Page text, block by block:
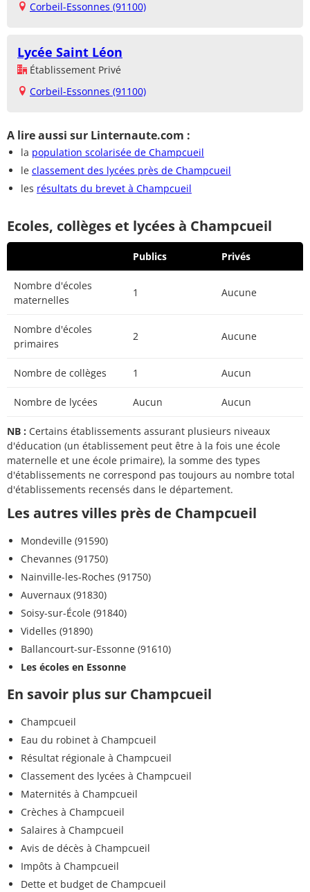
Corbeil-Essonnes (91100)
Lycée Saint Léon
Établissement Privé
Corbeil-Essonnes (91100)
A lire aussi sur Linternaute.com :
la population scolarisée de Champcueil
le classement des lycées près de Champcueil
les résultats du brevet à Champcueil
Ecoles, collèges et lycées à Champcueil
Publics Privés
Nombre d'écoles
maternelles
1 Aucune
Nombre d'écoles
primaires
2 Aucune
Nombre de collèges 1 Aucun
Nombre de lycées Aucun Aucun
NB : Certains établissements assurant plusieurs niveaux
d'éducation (un établissement peut être à la fois une école
maternelle et une école primaire), la somme des types
d'établissements ne correspond pas toujours au nombre total
d'établissements recensés dans le département.
Les autres villes près de Champcueil
Mondeville (91590)
Chevannes (91750)
Nainville-les-Roches (91750)
Auvernaux (91830)
Soisy-sur-École (91840)
Videlles (91890)
Ballancourt-sur-Essonne (91610)
Les écoles en Essonne
En savoir plus sur Champcueil
Champcueil
Eau du robinet à Champcueil
Résultat régionale à Champcueil
Classement des lycées à Champcueil
Maternités à Champcueil
Crèches à Champcueil
Salaires à Champcueil
Avis de décès à Champcueil
Impôts à Champcueil
Dette et budget de Champcueil